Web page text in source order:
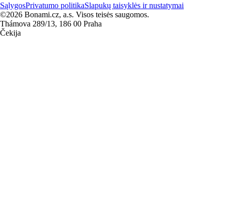
SąlygosPrivatumo politikaSlapukų taisyklės ir nustatymai
©2026 Bonami.cz, a.s. Visos teisės saugomos.
Thámova 289/13, 186 00 Praha
Čekija